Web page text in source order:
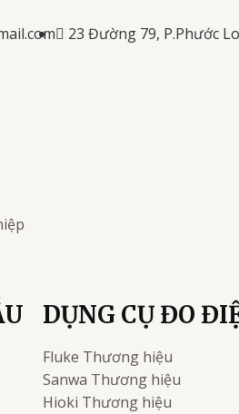
23 Đường 79, P.Phước
DỤNG CỤ ĐO
Fluke Thương hiệu
Sanwa Thương hiệu
Hioki Thương hiệu